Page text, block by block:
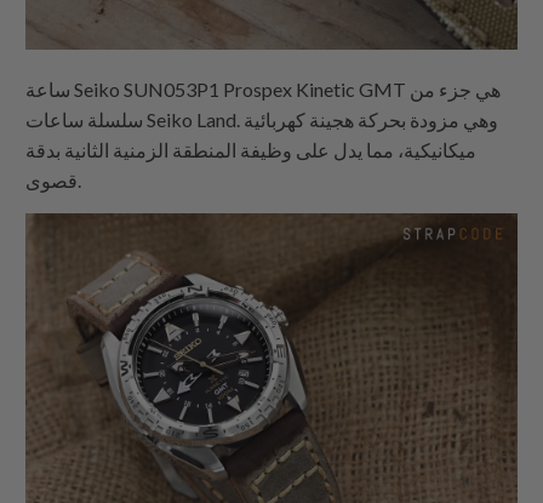
ساعة Seiko SUN053P1 Prospex Kinetic GMT هي جزء من
سلسلة ساعات Seiko Land. وهي مزودة بحركة هجينة كهربائية
ميكانيكية، مما يدل على وظيفة المنطقة الزمنية الثانية بدقة